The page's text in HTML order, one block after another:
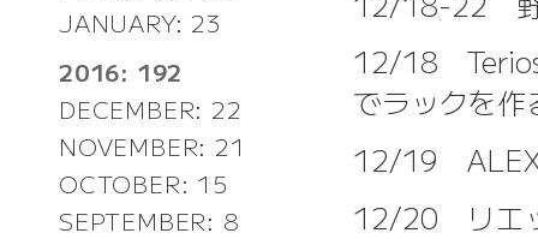
JANUARY: 23
2016: 192
DECEMBER: 22
NOVEMBER: 21
OCTOBER: 15
SEPTEMBER: 8
12/18 Terios
でラックを作
12/19 ALEX
12/20 リエ